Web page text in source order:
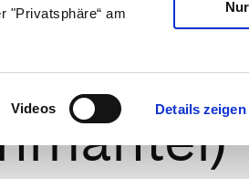
"Privatsphäre“ am
Videos Details zeigen
cerebri,